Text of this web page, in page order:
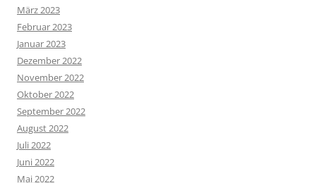
März 2023
Februar 2023
Januar 2023
Dezember 2022
November 2022
Oktober 2022
September 2022
August 2022
Juli 2022
Juni 2022
Mai 2022